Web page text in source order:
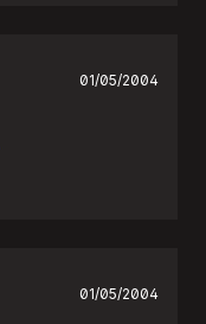
01/05/2004
01/05/2004